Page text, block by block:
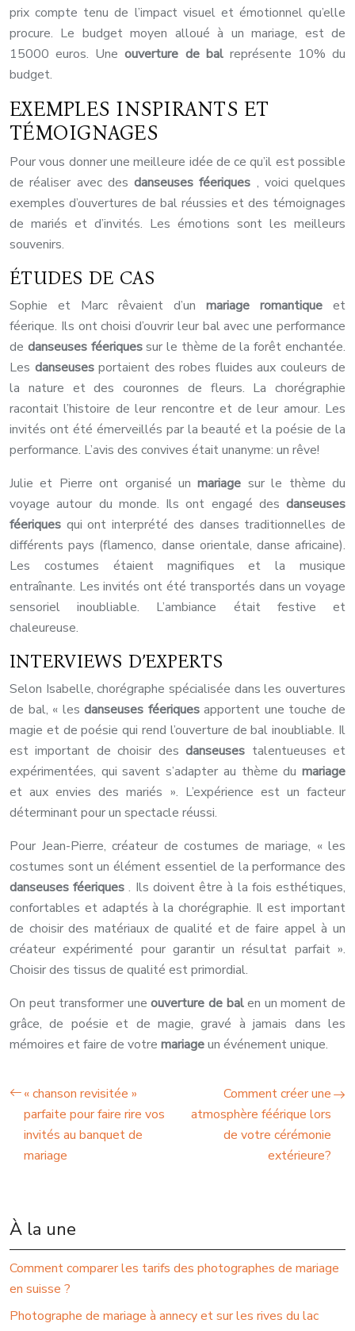
prix compte tenu de l’impact visuel et émotionnel qu’elle
procure. Le budget moyen alloué à un mariage, est de
15000 euros. Uneouverture de bal représente 10% du
budget.
EXEMPLES INSPIRANTS ET
TÉMOIGNAGES
Pour vous donner une meilleure idée de ce qu’il est possible
de réaliser avec des danseuses féeriques , voici quelques
exemples d’ouvertures de bal réussies et des témoignages
de mariés et d’invités. Les émotions sont les meilleurs
souvenirs.
ÉTUDES DE CAS
Sophie et Marc rêvaient d’un mariage romantique et
féerique. Ils ont choisi d’ouvrir leur bal avec une performance
de danseuses féeriquessur le thème de la forêt enchantée.
Les danseuses portaient des robes fluides aux couleurs de
la nature et des couronnes de fleurs. La chorégraphie
racontait l’histoire de leur rencontre et de leur amour. Les
invités ont été émerveillés par la beauté et la poésie de la
performance. L’avis des convives était unanyme: un rêve!
Julie et Pierre ont organisé unmariage sur le thème du
voyage autour du monde. Ils ont engagé des danseuses
féeriques qui ont interprété des danses traditionnelles de
différents pays (flamenco, danse orientale, danse africaine).
Les costumes étaient magnifiques et la musique
entraînante. Les invités ont été transportés dans un voyage
sensoriel inoubliable. L’ambiance était festive et
chaleureuse.
INTERVIEWS D’EXPERTS
Selon Isabelle, chorégraphe spécialisée dans les ouvertures
de bal, « lesdanseuses féeriquesapportent une touche de
magie et de poésie qui rend l’ouverture de bal inoubliable. Il
est important de choisir desdanseuses talentueuses et
expérimentées, qui savent s’adapter au thème du mariage
et aux envies des mariés ». L’expérience est un facteur
déterminant pour un spectacle réussi.
Pour Jean-Pierre, créateur de costumes de mariage, « les
costumes sont un élément essentiel de la performance des
danseuses féeriques. Ils doivent être à la fois esthétiques,
confortables et adaptés à la chorégraphie. Il est important
de choisir des matériaux de qualité et de faire appel à un
créateur expérimenté pour garantir un résultat parfait ».
Choisir des tissus de qualité est primordial.
On peut transformer uneouverture de balen un moment de
grâce, de poésie et de magie, gravé à jamais dans les
mémoires et faire de votre mariageun événement unique.
« chanson revisitée »
parfaite pour faire rire vos
invités au banquet de
mariage
Comment créer une
atmosphère féérique lors
de votre cérémonie
extérieure?
À la une
Comment comparer les tarifs des photographes de mariage
en suisse ?
Photographe de mariage à annecy et sur les rives du lac